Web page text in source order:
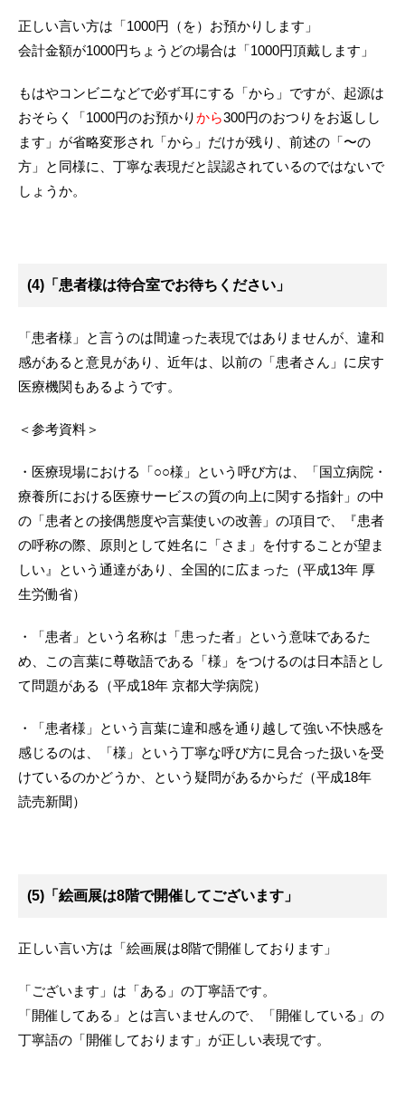
正しい言い方は「1000円（を）お預かりします」
会計金額が1000円ちょうどの場合は「1000円頂戴します」
もはやコンビニなどで必ず耳にする「から」ですが、起源は
おそらく「1000円のお預かりから300円のおつりをお返しし
ます」が省略変形され「から」だけが残り、前述の「〜の
方」と同様に、丁寧な表現だと誤認されているのではないで
しょうか。
(4)「患者様は待合室でお待ちください」
「患者様」と言うのは間違った表現ではありませんが、違和
感があると意見があり、近年は、以前の「患者さん」に戻す
医療機関もあるようです。
＜参考資料＞
・医療現場における「○○様」という呼び方は、「国立病院・
療養所における医療サービスの質の向上に関する指針」の中
の「患者との接偶態度や言葉使いの改善」の項目で、『患者
の呼称の際、原則として姓名に「さま」を付することが望ま
しい』という通達があり、全国的に広まった（平成13年 厚
生労働省）
・「患者」という名称は「患った者」という意味であるた
め、この言葉に尊敬語である「様」をつけるのは日本語とし
て問題がある（平成18年 京都大学病院）
・「患者様」という言葉に違和感を通り越して強い不快感を
感じるのは、「様」という丁寧な呼び方に見合った扱いを受
けているのかどうか、という疑問があるからだ（平成18年
読売新聞）
(5)「絵画展は8階で開催してございます」
正しい言い方は「絵画展は8階で開催しております」
「ございます」は「ある」の丁寧語です。
「開催してある」とは言いませんので、「開催している」の
丁寧語の「開催しております」が正しい表現です。